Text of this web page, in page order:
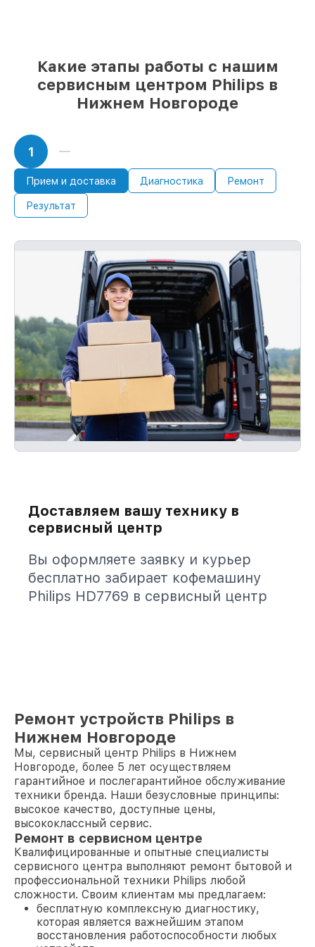
Какие этапы работы с нашим
сервисным центром Philips в
Нижнем Новгороде
1
Прием и доставка Диагностика Ремонт
Результат
Доставляем вашу технику в
сервисный центр
Вы оформляете заявку и курьер
бесплатно забирает кофемашину
Philips HD7769 в сервисный центр
Ремонт устройств Philips в
Нижнем Новгороде
Мы, сервисный центр Philips в Нижнем
Новгороде, более 5 лет осуществляем
гарантийное и послегарантийное обслуживание
техники бренда. Наши безусловные принципы:
высокое качество, доступные цены,
высококлассный сервис.
Ремонт в сервисном центре
Квалифицированные и опытные специалисты
сервисного центра выполняют ремонт бытовой и
профессиональной техники Philips любой
сложности. Своим клиентам мы предлагаем:
бесплатную комплексную диагностику,
которая является важнейшим этапом
восстановления работоспособности любых